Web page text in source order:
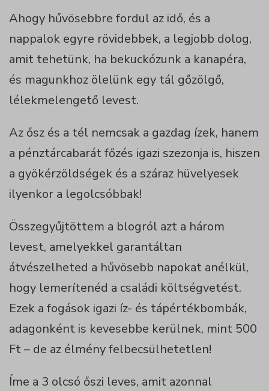
Ahogy hűvösebbre fordul az idő, és a
nappalok egyre rövidebbek, a legjobb dolog,
amit tehetünk, ha bekuckózunk a kanapéra,
és magunkhoz ölelünk egy tál gőzölgő,
lélekmelengető levest.
Az ősz és a tél nemcsak a gazdag ízek, hanem
a pénztárcabarát főzés igazi szezonja is, hiszen
a gyökérzöldségek és a száraz hüvelyesek
ilyenkor a legolcsóbbak!
Összegyűjtöttem a blogról azt a három
levest, amelyekkel garantáltan
átvészelheted a hűvösebb napokat anélkül,
hogy lemerítenéd a családi költségvetést.
Ezek a fogások igazi íz- és tápértékbombák,
adagonként is kevesebbe kerülnek, mint 500
Ft – de az élmény felbecsülhetetlen!
Íme a 3 olcsó őszi leves, amit azonnal